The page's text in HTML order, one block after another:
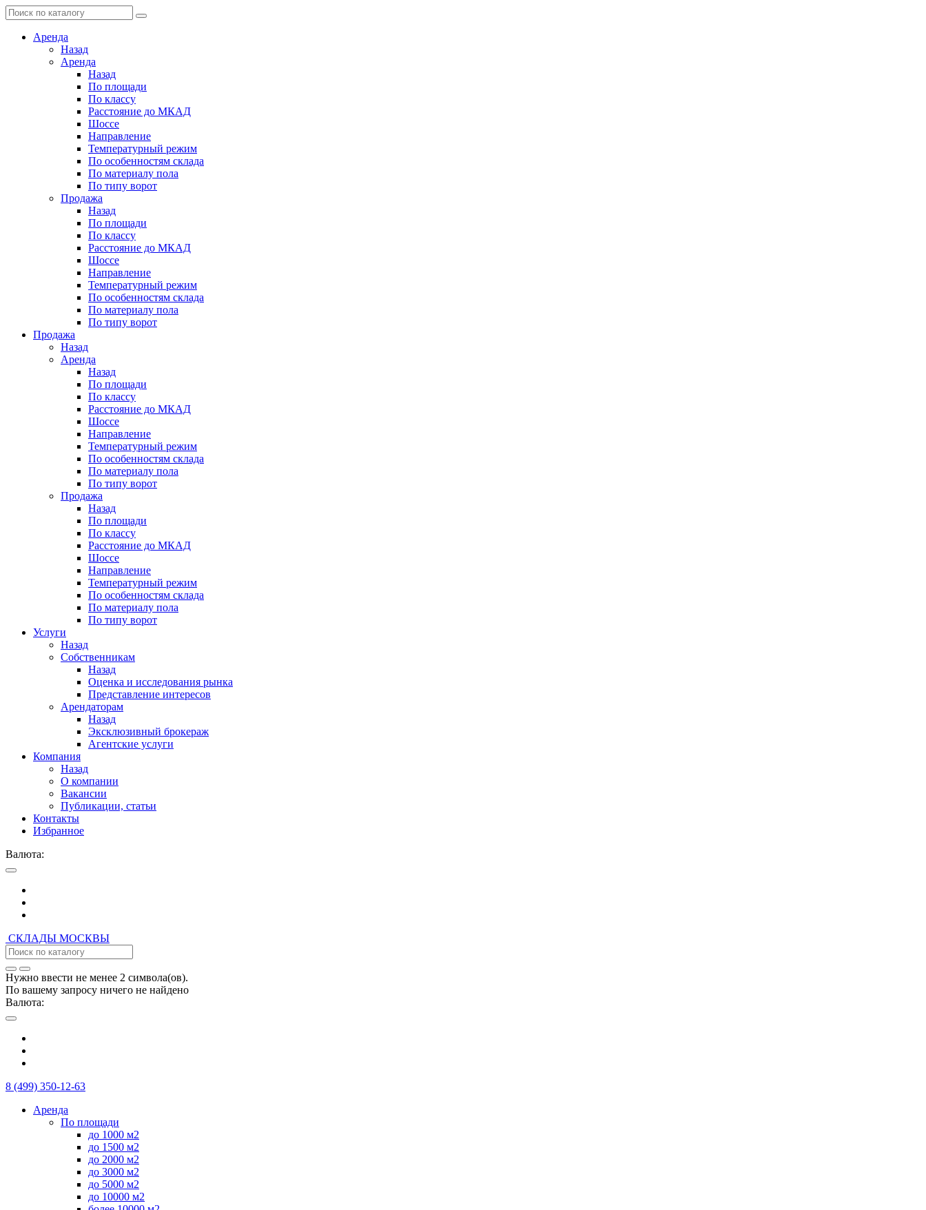
Аренда
Назад
Аренда
Назад
По площади
По классу
Расстояние до МКАД
Шоссе
Направление
Температурный режим
По особенностям склада
По материалу пола
По типу ворот
Продажа
Назад
По площади
По классу
Расстояние до МКАД
Шоссе
Направление
Температурный режим
По особенностям склада
По материалу пола
По типу ворот
Продажа
Назад
Аренда
Назад
По площади
По классу
Расстояние до МКАД
Шоссе
Направление
Температурный режим
По особенностям склада
По материалу пола
По типу ворот
Продажа
Назад
По площади
По классу
Расстояние до МКАД
Шоссе
Направление
Температурный режим
По особенностям склада
По материалу пола
По типу ворот
Услуги
Назад
Собственникам
Назад
Оценка и исследования рынка
Представление интересов
Арендаторам
Назад
Эксклюзивный брокераж
Агентские услуги
Компания
Назад
О компании
Вакансии
Публикации, статьи
Контакты
Избранное
Валюта:
СКЛАДЫ МОСКВЫ
Нужно ввести не менее 2 символа(ов).
По вашему запросу ничего не найдено
Валюта:
8 (499) 350-12-63
Аренда
По площади
до 1000 м2
до 1500 м2
до 2000 м2
до 3000 м2
до 5000 м2
до 10000 м2